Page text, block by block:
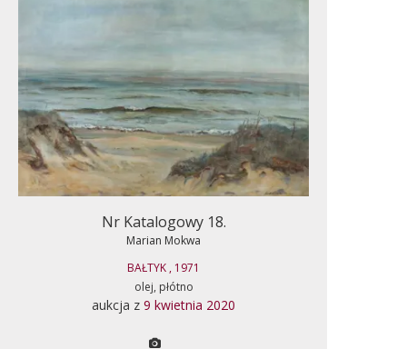
Nr Katalogowy 18.
Marian Mokwa
BAŁTYK , 1971
olej, płótno
aukcja z 9 kwietnia 2020